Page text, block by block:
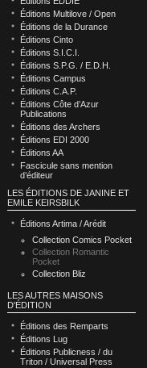
Éditions Multilove / Open
Éditions de la Durance
Éditions Cinto
Éditions S.I.C.I.
Éditions S.P.G. / E.D.H.
Éditions Campus
Éditions C.A.P.
Éditions Côte d’Azur
Publications
Éditions des Archers
Éditions EDI 2000
Éditions AA
Fascicule sans mention
d’éditeur
LES ÉDITIONS DE JANINE ET
EMILE KEIRSBILK
Éditions Artima / Arédit
Collection Comics Pocket
Collection Romantic
Pocket
Collection Bliz
LES AUTRES MAISONS
D'ÉDITION
Éditions des Remparts
Éditions Lug
Éditions Publicness / du
Triton / Universal Press